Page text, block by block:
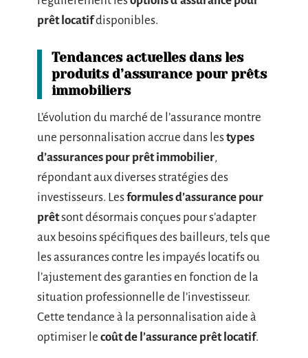
prêt locatifdisponibles.
Tendances actuelles dans les
produits d’assurance pour prêts
immobiliers
L’évolution du marché de l’assurance montre
une personnalisation accrue dans lestypes
d’assurances pour prêt immobilier,
répondant aux diverses stratégies des
investisseurs. Lesformules d’assurance pour
prêtsont désormais conçues pour s’adapter
aux besoins spécifiques des bailleurs, tels que
les assurances contre les impayés locatifs ou
l’ajustement des garanties en fonction de la
situation professionnelle de l’investisseur.
Cette tendance à la personnalisation aide à
optimiser le coût de l’assurance prêt locatif.